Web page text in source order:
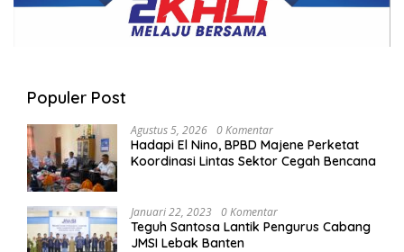
Populer Post
Agustus 5, 2026 0 Komentar
Hadapi El Nino, BPBD Majene Perketat
Koordinasi Lintas Sektor Cegah Bencana
Januari 22, 2023 0 Komentar
Teguh Santosa Lantik Pengurus Cabang
JMSI Lebak Banten